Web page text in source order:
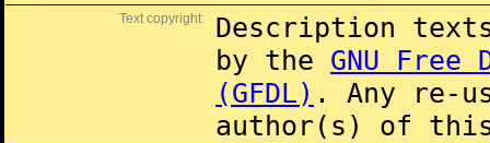
Text copyright:
Description
by the GNU Free
(GFDL) . Any re-
author(s) of this